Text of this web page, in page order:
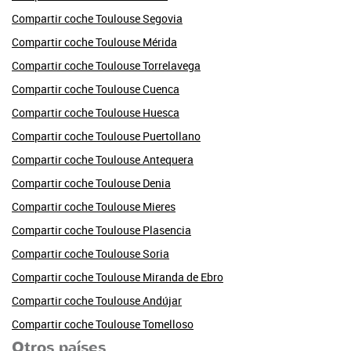
Compartir coche Toulouse Segovia
Compartir coche Toulouse Mérida
Compartir coche Toulouse Torrelavega
Compartir coche Toulouse Cuenca
Compartir coche Toulouse Huesca
Compartir coche Toulouse Puertollano
Compartir coche Toulouse Antequera
Compartir coche Toulouse Denia
Compartir coche Toulouse Mieres
Compartir coche Toulouse Plasencia
Compartir coche Toulouse Soria
Compartir coche Toulouse Miranda de Ebro
Compartir coche Toulouse Andújar
Compartir coche Toulouse Tomelloso